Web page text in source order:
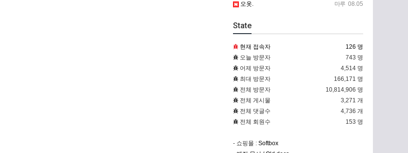
마루 08.05
오옷.
State
현재 접속자
126 명
오늘 방문자
743 명
어제 방문자
4,514 명
최대 방문자
166,171 명
전체 방문자
10,814,906 명
전체 게시물
3,271 개
전체 댓글수
4,736 개
전체 회원수
153 명
- 쇼핑몰 : Softbox